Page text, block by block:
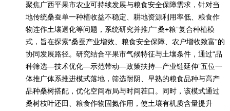
聚焦广西平果市农业可持续发展与粮食安全保障需求，针对当
地传统桑蚕单一种植收益不稳定、耕地资源利用率低、粮食作
物连作土壤退化等问题，系统研究并推广“桑+粮”复合种植模
式，旨在探索“桑蚕产业增效、粮食安全保障、农户增收致富”的
协同发展路径。研究结合平果市气候特征与土壤条件，通过“品
种筛选—技术优化—示范带动—政策扶持—产业链延伸”五位一
体推广体系推进模式落地，筛选耐阴、早熟的粮食品种与高产
品种桑树搭配，优化空间布局与时间茬口。同时，该模式通过
桑树枝叶还田、粮食作物固氮作用，使土壤有机质含量提升